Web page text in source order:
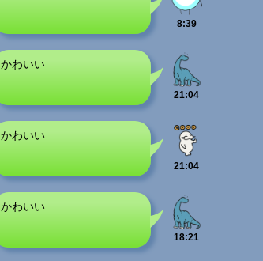
8:39
21:04
かわいい
21:04
かわいい
18:21
かわいい